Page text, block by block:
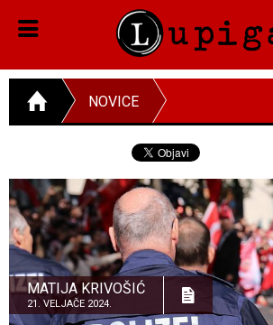
NOVICE
MATIJA KRIVOŠIĆ
21. VELJAČE 2024.